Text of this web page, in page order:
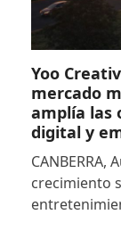
Yoo
mercado
amplía las
digital y
crecimiento